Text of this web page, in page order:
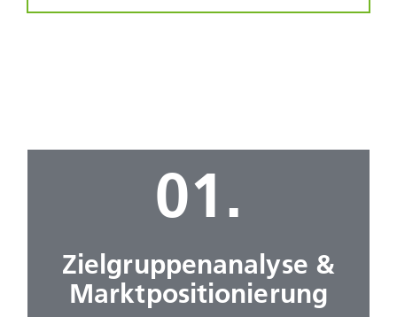
01.
Zielgruppen­analyse &
Markt­positionierung